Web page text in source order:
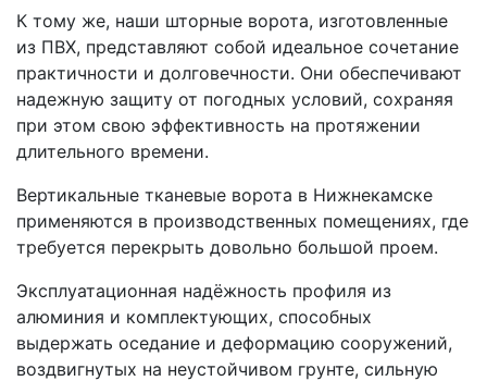
К тому же, наши шторные ворота, изготовленные
из ПВХ, представляют собой идеальное сочетание
практичности и долговечности. Они обеспечивают
надежную защиту от погодных условий, сохраняя
при этом свою эффективность на протяжении
длительного времени.
Вертикальные тканевые ворота в Нижнекамске
применяются в производственных помещениях, где
требуется перекрыть довольно большой проем.
Эксплуатационная надёжность профиля из
алюминия и комплектующих, способных
выдержать оседание и деформацию сооружений,
воздвигнутых на неустойчивом грунте, сильную